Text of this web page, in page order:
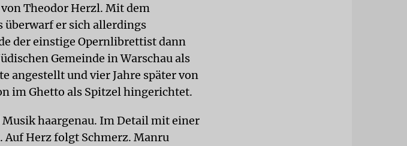
Theodor Herzl. Mit dem
überwarf er sich allerdings
der einstige Opernlibrettist dann
Gemeinde in Warschau als
angestellt und vier Jahre später von
im Ghetto als Spitzel hingerichtet.
haargenau. Im Detail mit einer
Auf Herz folgt Schmerz. Manru